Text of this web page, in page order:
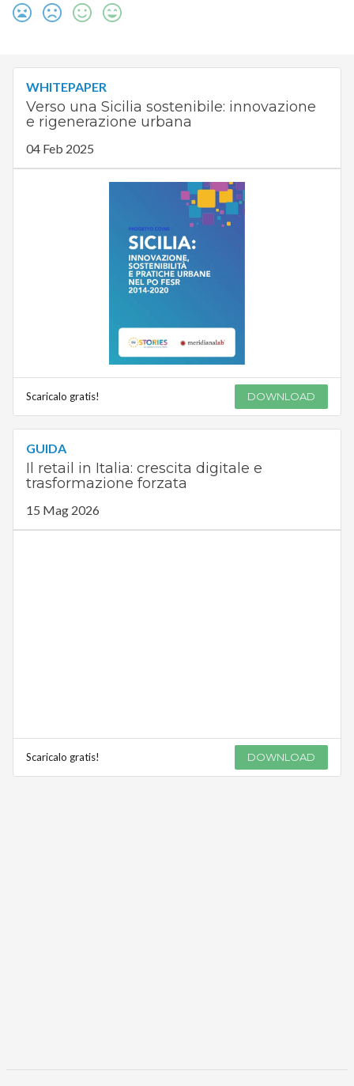
WHITEPAPER
Verso una Sicilia sostenibile: innovazione
e rigenerazione urbana
04 Feb 2025
Scaricalo gratis! DOWNLOAD
GUIDA
Il retail in Italia: crescita digitale e
trasformazione forzata
15 Mag 2026
Scaricalo gratis! DOWNLOAD